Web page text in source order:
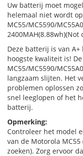
Uw batterij moet
helemaal niet wordt
MC55/MC5590/
Deze batterij is van
hoogste kwaliteit is!
MC55/MC5590/
langzaam slijten. Het
problemen oplossen
snel leeglopen of het
batterij.
Opmerking:
Controleer het model
van de Motorola
zoeken). Zorg ervoor